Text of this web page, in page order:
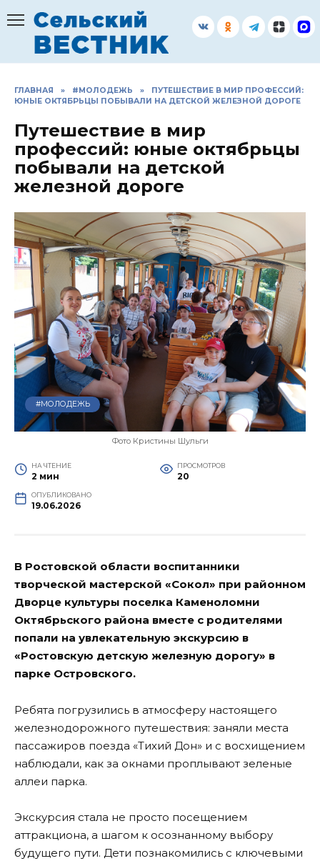
содержанию
ГЛАВНАЯ » #МОЛОДЕЖЬ »
ПУТЕШЕСТВИЕ В МИР ПРОФЕССИЙ:
ЮНЫЕ ОКТЯБРЬЦЫ ПОБЫВАЛИ НА ДЕТСКОЙ ЖЕЛЕЗНОЙ ДОРОГЕ
Путешествие в мир
профессий: юные октябрьцы
побывали на детской
железной дороге
#МОЛОДЕЖЬ
Фото Кристины Шульги
НА ЧТЕНИЕ
2 мин
ПРОСМОТРОВ
20
ОПУБЛИКОВАНО
19.06.2026
В Ростовской области воспитанники
творческой мастерской «Сокол» при районном
Дворце культуры поселка Каменоломни
Октябрьского района вместе с родителями
попали на увлекательную экскурсию в
«Ростовскую детскую железную дорогу» в
парке Островского.
Ребята погрузились в атмосферу настоящего
железнодорожного путешествия: заняли места
пассажиров поезда «Тихий Дон» и с восхищением
наблюдали, как за окнами проплывают зеленые
аллеи парка.
Экскурсия стала не просто посещением
аттракциона, а шагом к осознанному выбору
будущего пути. Дети познакомились с ключевыми